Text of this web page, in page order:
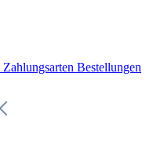
Zahlungsarten Bestellungen